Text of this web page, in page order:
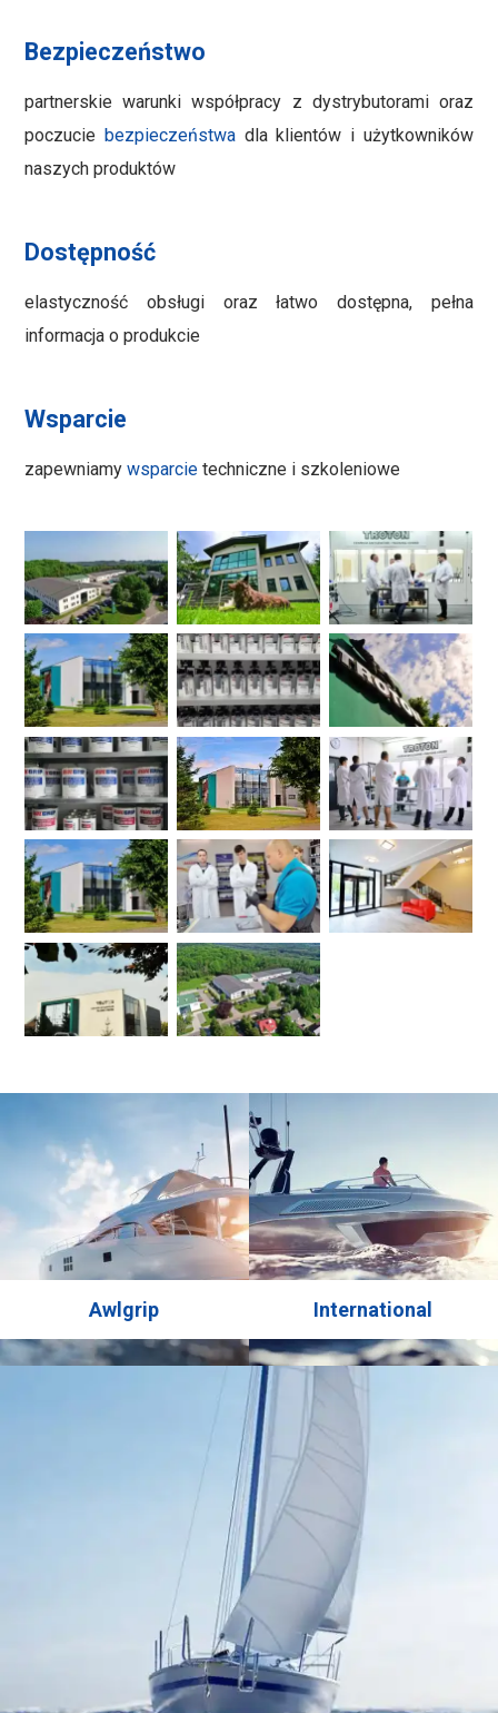
Bezpieczeństwo
partnerskie warunki współpracy z dystrybutorami oraz
poczuciebezpieczeństwa dla klientów i użytkowników
naszych produktów
Dostępność
elastyczność obsługi oraz łatwo dostępna, pełna
informacja o produkcie
Wsparcie
zapewniamywsparcie techniczne i szkoleniowe
Awlgrip International